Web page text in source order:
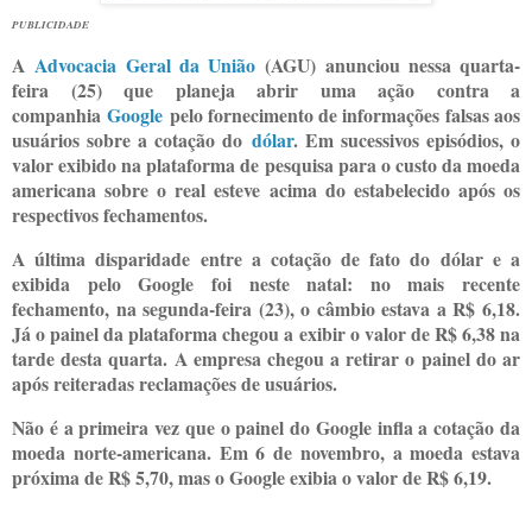
PUBLICIDADE
AAdvocacia Geral da União (AGU) anunciou nessa quarta-
feira (25) que planeja abrir uma ação contra a
companhiaGoogle pelo fornecimento de informações falsas aos
usuários sobre a cotação do dólar. Em sucessivos episódios, o
valor exibido na plataforma de pesquisa para o custo da moeda
americana sobre o real esteve acima do estabelecido após os
respectivos fechamentos.
A última disparidade entre a cotação de fato do dólar e a
exibida pelo Google foi neste natal: no mais recente
fechamento, na segunda-feira (23), o câmbio estava a R$ 6,18.
Já o painel da plataforma chegou a exibir o valor de R$ 6,38 na
tarde desta quarta. A empresa chegou a retirar o painel do ar
após reiteradas reclamações de usuários.
Não é a primeira vez que o painel do Google infla a cotação da
moeda norte-americana. Em 6 de novembro, a moeda estava
próxima de R$ 5,70, mas o Google exibia o valor de R$ 6,19.